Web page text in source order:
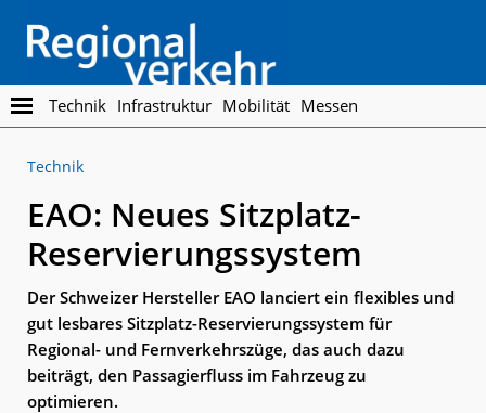
main
content
footer
Regionalverkehr
Die
Fachzeitschrift
den
Personennahverkehr
Technik Infrastruktur Mobilität Messen
Technik
EAO: Neues Sitzplatz-
Reservierungssystem
Der Schweizer Hersteller EAO lanciert ein flexibles und
gut lesbares Sitzplatz-Reservierungssystem für
Regional- und Fernverkehrszüge, das auch dazu
beiträgt, den Passagierfluss im Fahrzeug zu
optimieren.